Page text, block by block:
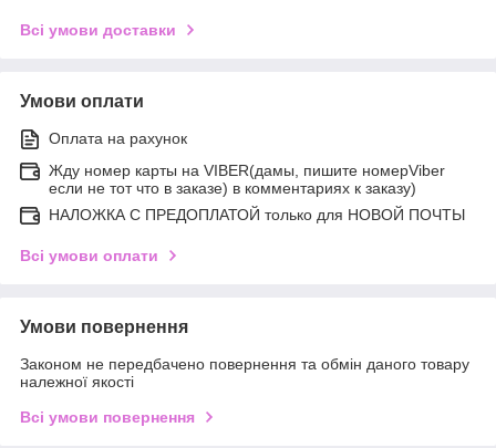
Всі умови доставки
Умови оплати
Оплата на рахунок
Жду номер карты на VIBER(дамы, пишите номерViber
если не тот что в заказе) в комментариях к заказу)
НАЛОЖКА С ПРЕДОПЛАТОЙ только для НОВОЙ ПОЧТЫ
Всі умови оплати
Умови повернення
Законом не передбачено повернення та обмін даного товару
належної якості
Всі умови повернення